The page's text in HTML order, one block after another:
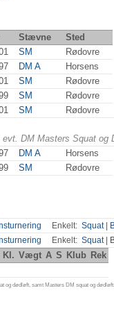
Stævne
Sted
SM
Rødovre
DM A
Horsens
SM
Rødovre
SM
Rødovre
SM Rødovre
DM Masters Squat
DM A
Horsens
SM Rødovre
Enkelt: Squat|
Enkelt: Squat|
Kl. Vægt A S Klub Rek
og dødløft, samt Masters DM squat og